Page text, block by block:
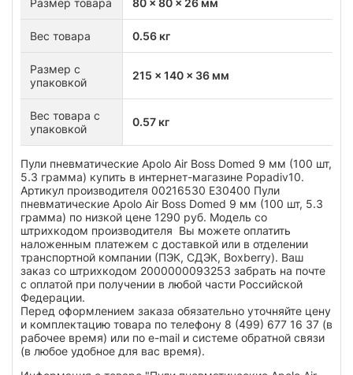
Размер товара 80 x 80 x 26 мм
Вес товара 0.56 кг
Размер с
упаковкой
215 x 140 x 36 мм
Вес товара с
упаковкой
0.57 кг
Пули пневматические Apolo Air Boss Domed 9 мм (100 шт,
5.3 грамма) купить в интернет-магазине Popadiv10.
Артикул производителя 00216530 Е30400 Пули
пневматические Apolo Air Boss Domed 9 мм (100 шт, 5.3
грамма) по низкой цене 1290 руб. Модель со
штрихкодом производителя Вы можете оплатить
наложенным платежем с доставкой или в отделении
транспортной компании (ПЭК, СДЭК, Boxberry). Ваш
заказ со штрихкодом 2000000093253 забрать на почте
с оплатой при получении в любой части Российской
Федерации.
Перед оформлением заказа обязательно уточняйте цену
и комплектацию товара по телефону 8 (499) 677 16 37 (в
рабочее время) или по e-mail и системе обратной связи
(в любое удобное для вас время).